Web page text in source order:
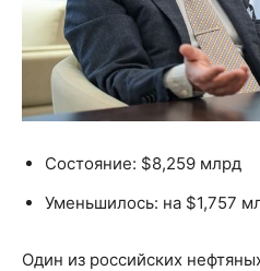
Состояние: $8,259 млрд
Уменьшилось: на $1,757
Один из российских